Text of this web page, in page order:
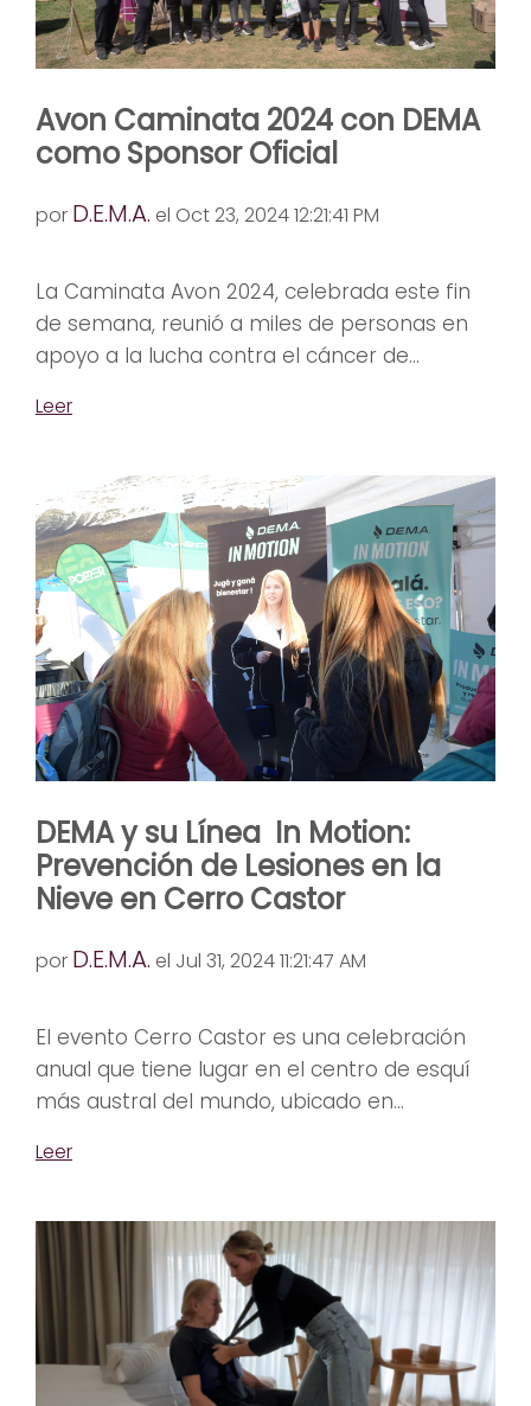
Avon Caminata 2024 con DEMA
como Sponsor Oficial
por D.E.M.A. el Oct 23, 2024 12:21:41 PM
La Caminata Avon 2024, celebrada este fin
de semana, reunió a miles de personas en
apoyo a la lucha contra el cáncer de...
Leer
DEMA y su Línea In Motion:
Prevención de Lesiones en la
Nieve en Cerro Castor
por D.E.M.A. el Jul 31, 2024 11:21:47 AM
El evento Cerro Castor es una celebración
anual que tiene lugar en el centro de esquí
más austral del mundo, ubicado en...
Leer